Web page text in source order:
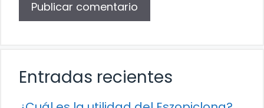
Entradas recientes